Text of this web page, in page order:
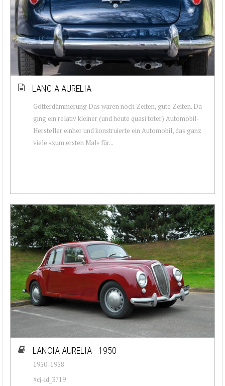
LANCIA AURELIA
Götterdämmerung Das waren noch Zeiten, gute Zeiten. Da
ging ein relativ kleiner (und heute quasi toter) Automobil-
Hersteller einher und konstruierte ein Automobil, das ganz
viele «zum ersten Mal» für...
LANCIA AURELIA - 1950
1950-1958
#cj-id_3719